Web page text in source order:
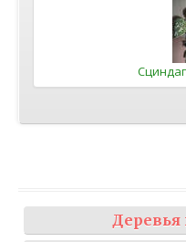
Деревья